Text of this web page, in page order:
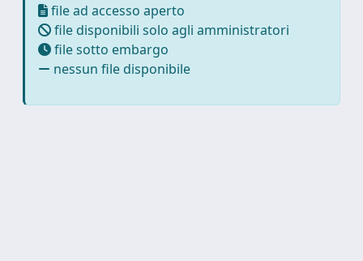
file ad accesso aperto
file disponibili solo agli amministratori
file sotto embargo
nessun file disponibile